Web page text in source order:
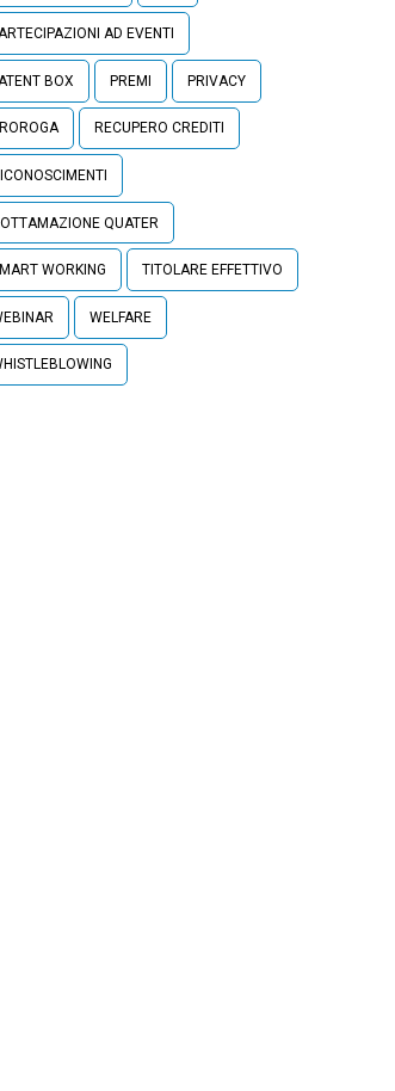
AD EVENTI
BOX PREMI PRIVACY
RECUPERO CREDITI
QUATER
WORKING TITOLARE EFFETTIVO
WELFARE